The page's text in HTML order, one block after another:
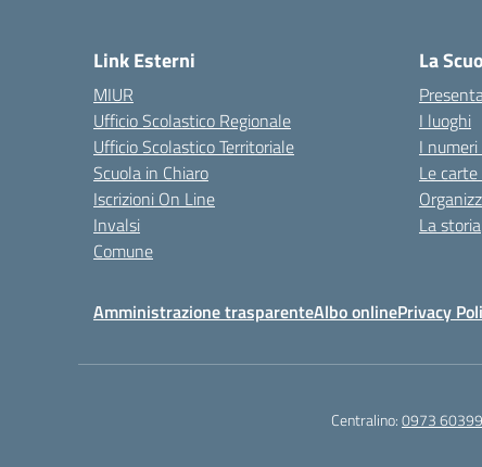
Link Esterni
MIUR
Ufficio Scolastico Regionale
Ufficio Scolastico Territoriale
Scuola in Chiaro
Iscrizioni On Line
Invalsi
Comune
La
I luoghi
I
Le
La storia
Amministrazione trasparenteAlbo onlinePrivacy
Centralino:0973